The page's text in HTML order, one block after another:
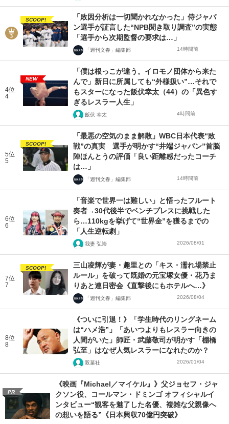
SCOOP!
「敗因分析は一切聞かれなかった」侍ジャパ
ン選手が証言した“NPB聞き取り調査”の実態
「選手から次期監督の要求は…」
「週刊文春」編集部 14時間前
4位
4
NEW
「僕は根っこが違う。イロモノ団体から来た
んで」新日に所属しても“外様扱い”…それで
もスターになった飯伏幸太（44）の「異色す
ぎるレスラー人生」
飯伏 幸太 4時間前
5位
5
SCOOP!
「最悪の空気のまま解散」WBC日本代表“敗
戦”の真実 選手が明かす“井端ジャパン”首脳
陣ほんとうの評価「良い距離感だったコーチ
は…」
「週刊文春」編集部 14時間前
6位
6
「音楽で世界一は難しい」と悟ったフルート
奏者→30代後半でベンチプレスに挑戦した
ら…110kgを挙げて“世界金”を獲るまでの
「人生逆転劇」
我妻 弘崇 2026/08/01
7位
7
SCOOP!
三山凌輝が妻・趣里との「キス・濡れ場禁止
ルール」を破って既婚の元宝塚女優・花乃ま
りあと連日密会《直撃後にもホテルへ…》
「週刊文春」編集部 2026/08/04
8位
8
《ついに引退！》「学生時代のリングネーム
は“ハメ浩”」「あいつよりもレスラー向きの
人間がいた」師匠・武藤敬司が明かす「棚橋
弘至」はなぜ人気レスラーになれたのか？
双葉社 2026/01/04
PR
《映画『Michael／マイケル』》父ジョセフ・ジャ
クソン役、コールマン・ドミンゴ オフィシャルイ
ンタビュー“観客を魅了した名優、複雑な父親像へ
の想いを語る”《日本興収70億円突破》